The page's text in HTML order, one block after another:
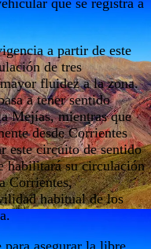
a partir de este
de tres
fluidez a la zona.
a tener sentido
Mejías, mientras que
desde Corrientes
este circuito de sentido
habilitará su circulación
Corrientes,
habitual de los
asegurar la libre